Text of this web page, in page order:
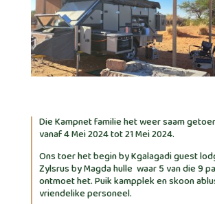
Die Kampnet familie het weer saam
vanaf 4 Mei 2024 tot 21 Mei 2024.
Ons toer het begin by Kgalagadi guest
Zylsrus by Magda hulle waar 5 van die 9
ontmoet het. Puik kampplek en skoon
vriendelike personeel.